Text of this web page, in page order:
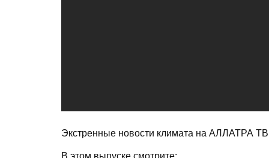
Экстренные новости климата на АЛЛАТРА
В этом выпуске смотрите: